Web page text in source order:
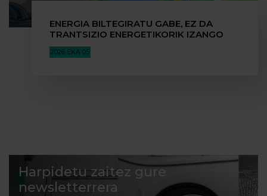
ENERGIA BILTEGIRATU GABE, EZ DA
TRANTSIZIO ENERGETIKORIK IZANGO
2026 EKA 05
Harpidetu zaitez gure
newsletterrera